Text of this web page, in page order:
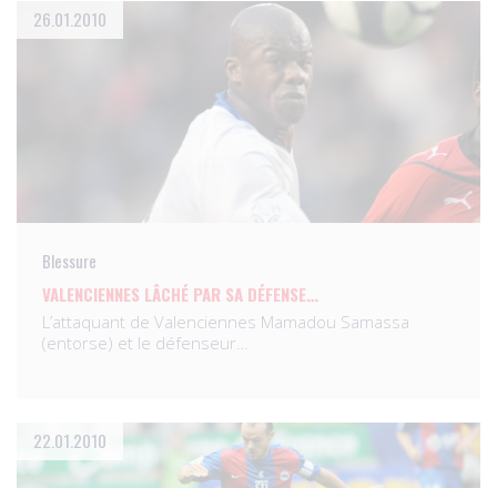
26.01.2010
Blessure
VALENCIENNES LÂCHÉ PAR SA DÉFENSE…
L’attaquant de Valenciennes Mamadou Samassa
(entorse) et le défenseur…
22.01.2010